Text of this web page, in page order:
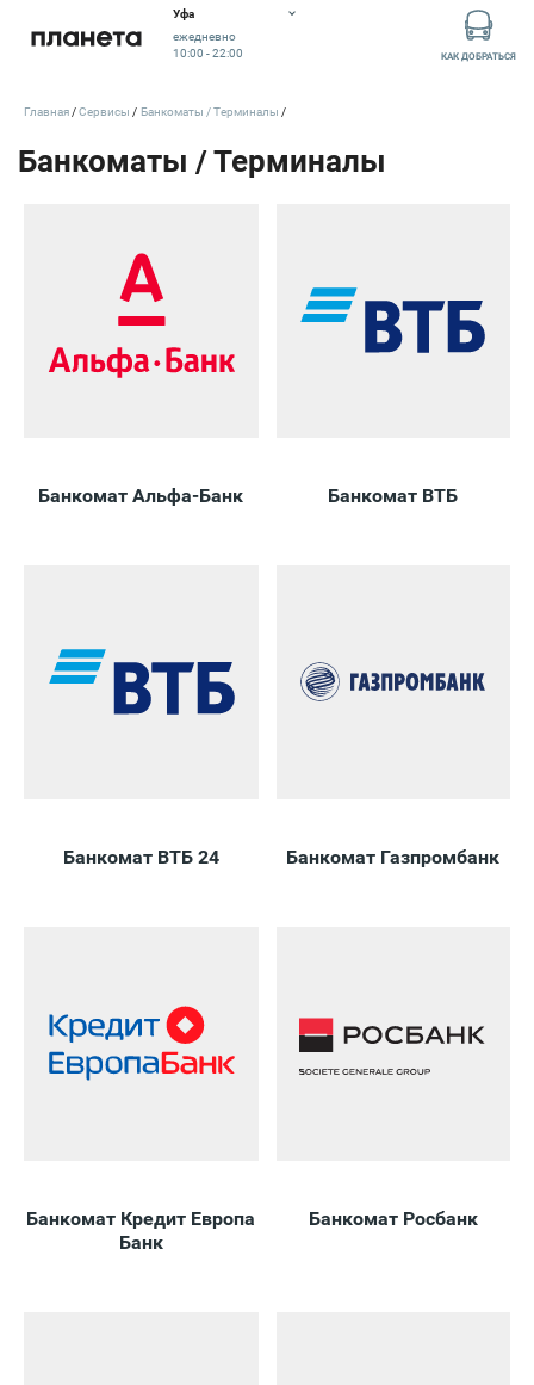
Уфа
ежедневно
10:00 - 22:00
КАК ДОБРАТЬСЯ
Главная Сервисы Банкоматы / Терминалы
Банкомат Альфа-Банк Банкомат ВТБ
Банкомат ВТБ 24 Банкомат Газпромбанк
Банкомат Кредит Европа
Банк
Банкомат Росбанк